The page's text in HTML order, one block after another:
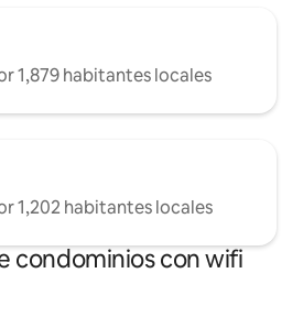
1,879 habitantes locales
1,202 habitantes locales
condominios con wifi